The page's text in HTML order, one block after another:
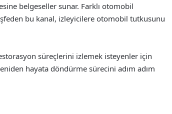
belgeseller sunar. Farklı otomobil
bu kanal, izleyicilere otomobil tutkusunu
süreçlerini izlemek isteyenler için
hayata döndürme sürecini adım adım